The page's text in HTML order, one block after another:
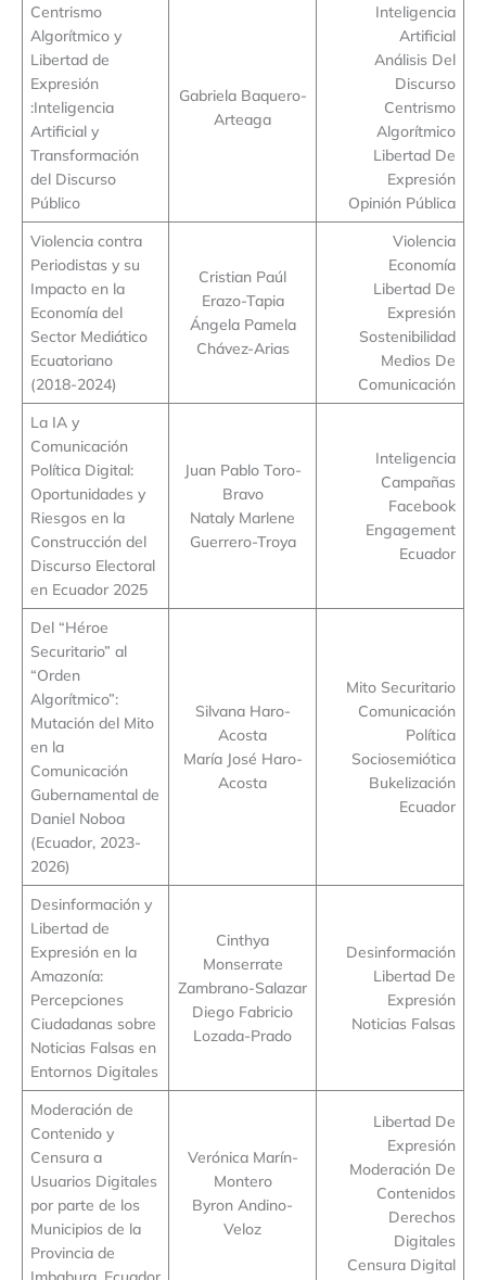
Centrismo
Algorítmico y
Libertad de
Expresión
:Inteligencia
Artificial y
Transformación
del Discurso
Público
Gabriela Baquero-
Arteaga
Inteligencia
Artificial
Análisis Del
Discurso
Centrismo
Algorítmico
Libertad De
Expresión
Opinión Pública
Violencia contra
Periodistas y su
Impacto en la
Economía del
Sector Mediático
Ecuatoriano
(2018-2024)
Cristian Paúl
Erazo-Tapia
Ángela Pamela
Chávez-Arias
Violencia
Economía
Libertad De
Expresión
Sostenibilidad
Medios De
Comunicación
La IA y
Comunicación
Política Digital:
Oportunidades y
Riesgos en la
Construcción del
Discurso Electoral
en Ecuador 2025
Juan Pablo Toro-
Bravo
Nataly Marlene
Guerrero-Troya
Inteligencia
Campañas
Facebook
Engagement
Ecuador
Del “Héroe
Securitario” al
“Orden
Algorítmico”:
Mutación del Mito
en la
Comunicación
Gubernamental de
Daniel Noboa
(Ecuador, 2023-
2026)
Silvana Haro-
Acosta
María José Haro-
Acosta
Mito Securitario
Comunicación
Política
Sociosemiótica
Bukelización
Ecuador
Desinformación y
Libertad de
Expresión en la
Amazonía:
Percepciones
Ciudadanas sobre
Noticias Falsas en
Entornos Digitales
Cinthya
Monserrate
Zambrano-Salazar
Diego Fabricio
Lozada-Prado
Desinformación
Libertad De
Expresión
Noticias Falsas
Moderación de
Contenido y
Censura a
Usuarios Digitales
por parte de los
Municipios de la
Provincia de
Imbabura, Ecuador
Verónica Marín-
Montero
Byron Andino-
Veloz
Libertad De
Expresión
Moderación De
Contenidos
Derechos
Digitales
Censura Digital